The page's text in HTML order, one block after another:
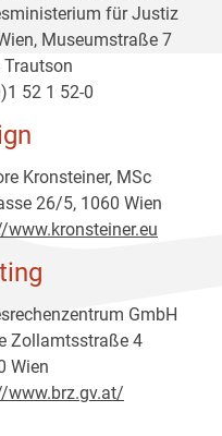
für Justiz
Museumstraße 7
Trautson
52 1 52-0
Kronsteiner, MSc
26/5, 1060 Wien
www.kronsteiner.eu
GmbH
Zollamtsstraße 4
Wien
www.brz.gv.at/